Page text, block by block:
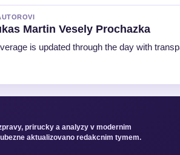
Martin Vesely Prochazka
is updated through the day with
prirucky a analyzy v modernim
aktualizovano redakcnim tymem.